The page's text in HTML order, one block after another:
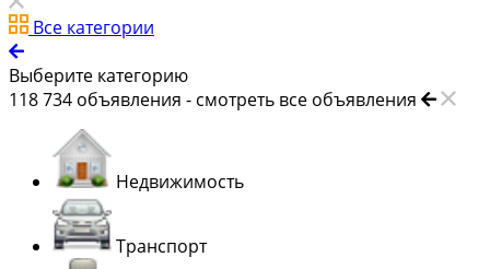
Все категории
Выберите категорию
118 734 объявления - смотреть все объявления
Недвижимость
Транспорт